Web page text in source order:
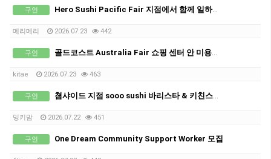
구인 Hero Sushi Pacific Fair 지점에서 함께 일하실 파트타임 스태프 구인합니다.
메리메리 2026.07.23 442
구인 골드코스트 Australia Fair 쇼핑 센터 안 미용사 또는 초보자 경력자 비자 필요하신분
kitae 2026.07.23 463
구인 쳠샤이드 지점 sooo sushi 바리스타 & 키친스탭 구인합니다.
밍키맘 2026.07.22 451
구인 One Dream Community Support Worker 모집